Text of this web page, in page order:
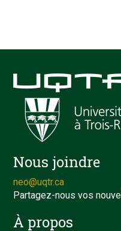
Nous joindre
neo@uqtr.ca
Partagez-nous vos
À propos